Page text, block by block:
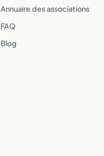
Annuaire des associations
FAQ
Blog